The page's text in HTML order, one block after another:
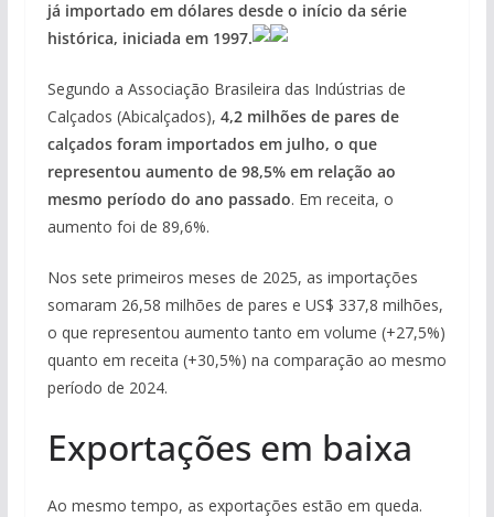
já importado em dólares desde o início da série
histórica, iniciada em 1997.
Segundo a Associação Brasileira das Indústrias de
Calçados (Abicalçados), 4,2 milhões de pares de
calçados foram importados em julho, o que
representou aumento de 98,5% em relação ao
mesmo período do ano passado. Em receita, o
aumento foi de 89,6%.
Nos sete primeiros meses de 2025, as importações
somaram 26,58 milhões de pares e US$ 337,8 milhões,
o que representou aumento tanto em volume (+27,5%)
quanto em receita (+30,5%) na comparação ao mesmo
período de 2024.
Exportações em baixa
Ao mesmo tempo, as exportações estão em queda.